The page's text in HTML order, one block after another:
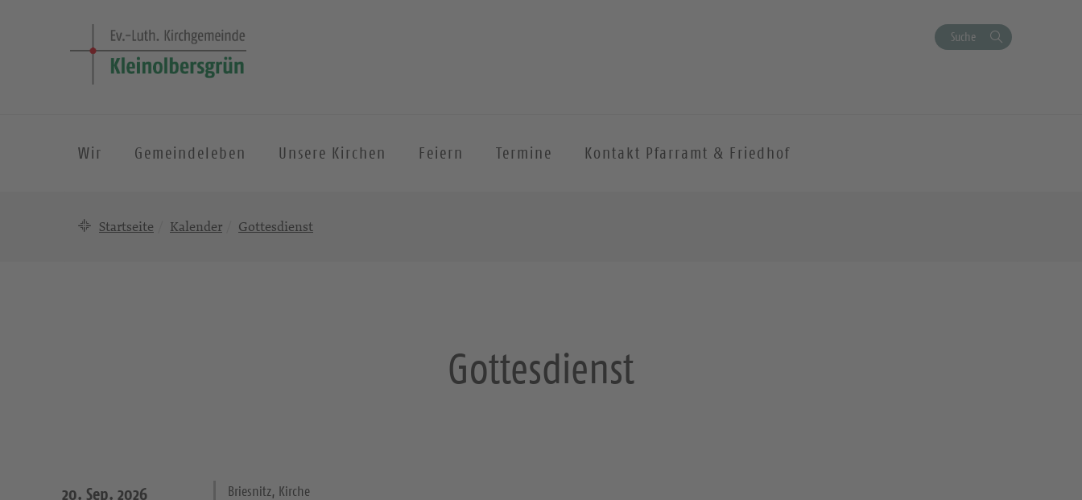
Suche
Wir Gemeindeleben Unsere Kirchen Feiern Termine Kontakt Pfarramt & Friedhof
Startseite Kalender Gottesdienst
Gottesdienst
20. Sep. 2026 Briesnitz, Kirche